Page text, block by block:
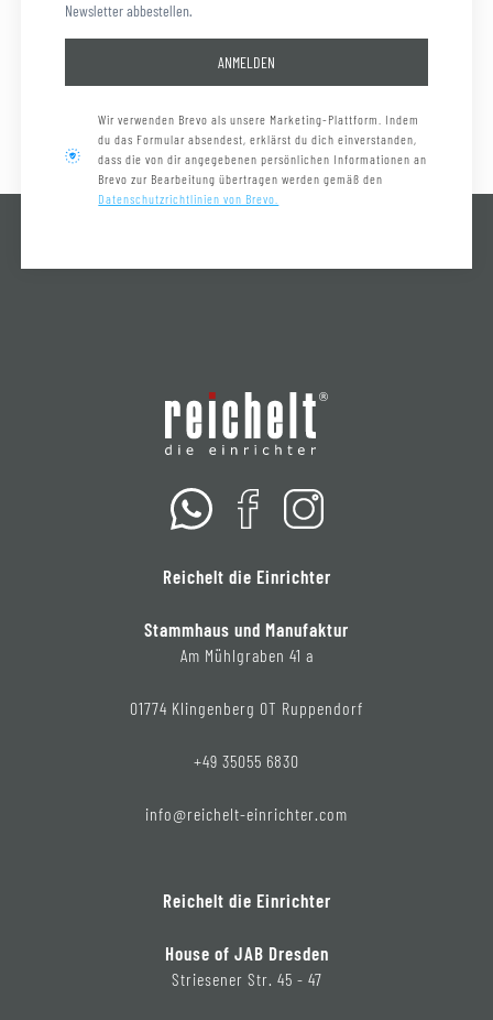
Newsletter abbestellen.
ANMELDEN
Wir verwenden Brevo als unsere Marketing-Plattform. Indem
du das Formular absendest, erklärst du dich einverstanden,
dass die von dir angegebenen persönlichen Informationen an
Brevo zur Bearbeitung übertragen werden gemäß den
Datenschutzrichtlinien von Brevo.
Reichelt die Einrichter
Stammhaus und Manufaktur
Am Mühlgraben 41 a
01774 Klingenberg OT Ruppendorf
+49 35055 6830
info@reichelt-einrichter.com
Reichelt die Einrichter
House of JAB Dresden
Striesener Str. 45 - 47